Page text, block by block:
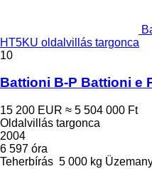
HT5KU oldalvillás targonca
10
Battioni B-P Battioni e
15 200 EUR ≈ 5 504 000 Ft
Oldalvillás targonca
2004
6 597 óra
Teherbírás 5 000 kg